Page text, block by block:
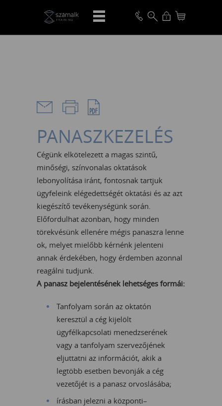
VISSZA
PANASZKEZELÉS
Cégünk elkötelezett a magas szintű,
minőségi, színvonalas oktatások
lebonyolítása iránt, fontosnak tartjuk
ügyfeleink elégedettségét oktatási és az azt
kiegészítő tevékenységünk során.
Előfordulhat azonban, hogy minden
törekvésünk ellenére mégis panaszra lenne
ok, melyet mielőbb kérnénk jelenteni
annak érdekében, hogy érdemben azonnal
reagálni tudjunk.
A panasz bejelentésének lehetséges formái:
Tanfolyam során az oktatón
keresztül a cég kijelölt
ügyfélkapcsolati menedzserének
vagy a tanfolyam szervezőjének
eljuttatni az információt, akik a
legtöbb esetben bevonják a cég
vezetőjét is a panasz orvoslásába;
írásban jelezni a központi–